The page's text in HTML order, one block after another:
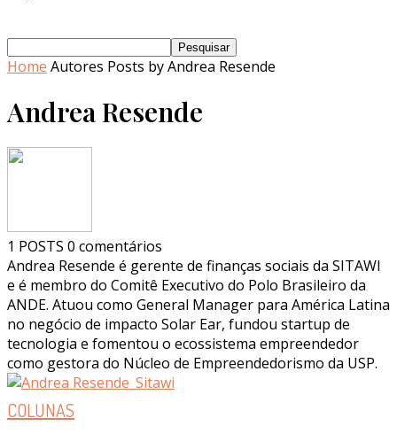
Home Autores Posts by Andrea Resende
Andrea Resende
1 POSTS 0 comentários
Andrea Resende é gerente de finanças sociais da SITAWI
e é membro do Comitê Executivo do Polo Brasileiro da
ANDE. Atuou como General Manager para América Latina
no negócio de impacto Solar Ear, fundou startup de
tecnologia e fomentou o ecossistema empreendedor
como gestora do Núcleo de Empreendedorismo da USP.
COLUNAS